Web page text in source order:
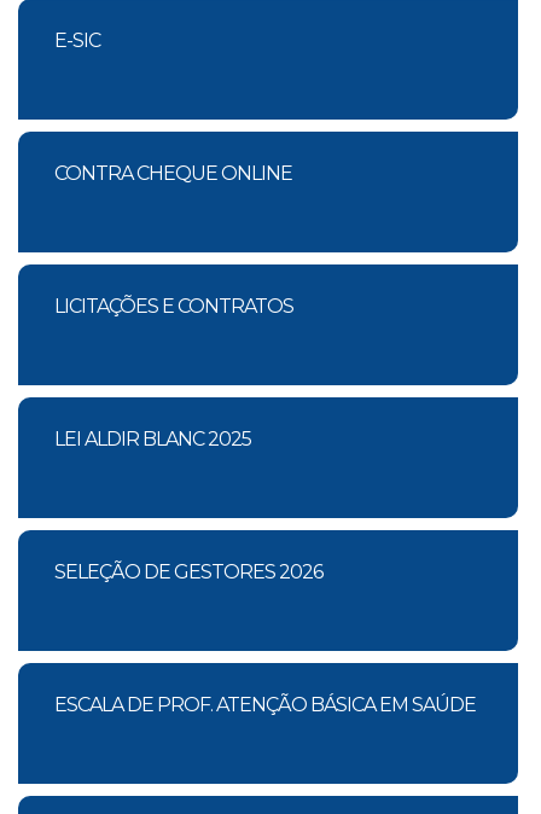
E-SIC
CONTRA CHEQUE ONLINE
LICITAÇÕES E CONTRATOS
LEI ALDIR BLANC 2025
SELEÇÃO DE GESTORES 2026
ESCALA DE PROF. ATENÇÃO BÁSICA EM SAÚDE